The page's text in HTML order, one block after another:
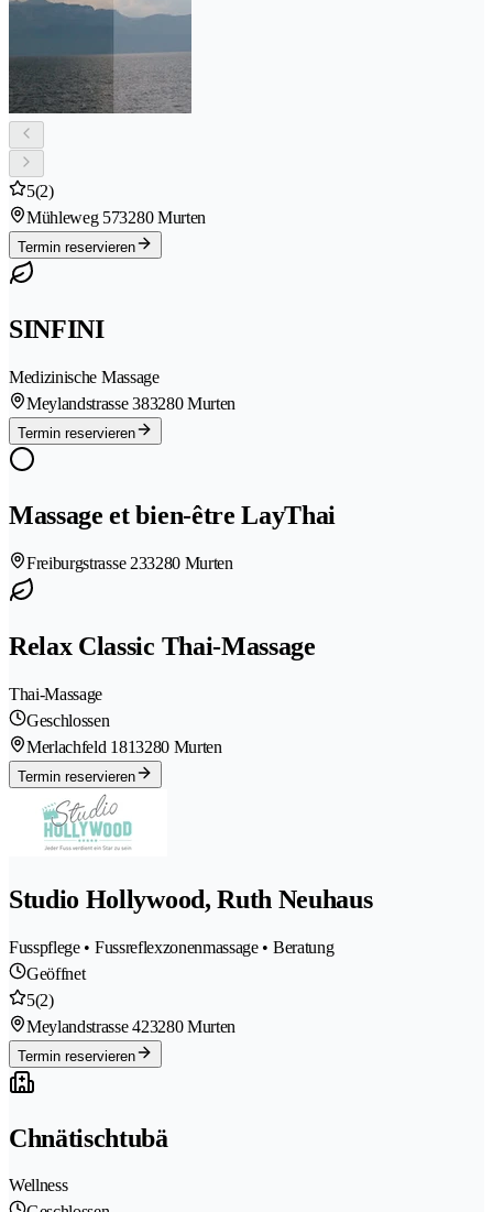
5(2)
Mühleweg 573280 Murten
Termin reservieren
SINFINI
Medizinische Massage
Meylandstrasse 383280 Murten
Termin reservieren
Massage et bien-être LayThai
Freiburgstrasse 233280 Murten
Relax Classic Thai-Massage
Thai-Massage
Geschlossen
Merlachfeld 1813280 Murten
Termin reservieren
Studio Hollywood, Ruth Neuhaus
Fusspflege • Fussreflexzonenmassage • Beratung
Geöffnet
5(2)
Meylandstrasse 423280 Murten
Termin reservieren
Chnätischtubä
Wellness